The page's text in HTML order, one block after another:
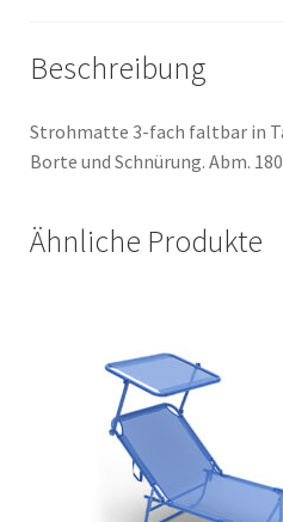
Beschreibung
Strohmatte 3-fach faltbar in
Borte und Schnürung. Abm.
Ähnliche Produkte